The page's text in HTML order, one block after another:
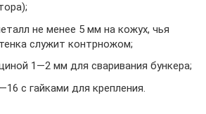
не менее 5 мм на кожух, чья
служит контрножом;
1—2 мм для сваривания бункера;
с гайками для крепления.